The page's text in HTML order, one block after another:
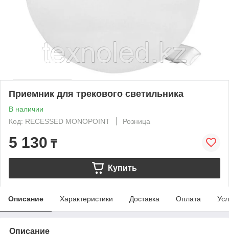
Приемник для трекового светильника
В наличии
Код: RECESSED MONOPOINT
Розница
5 130 ₸
Купить
Описание Характеристики Доставка Оплата
Описание